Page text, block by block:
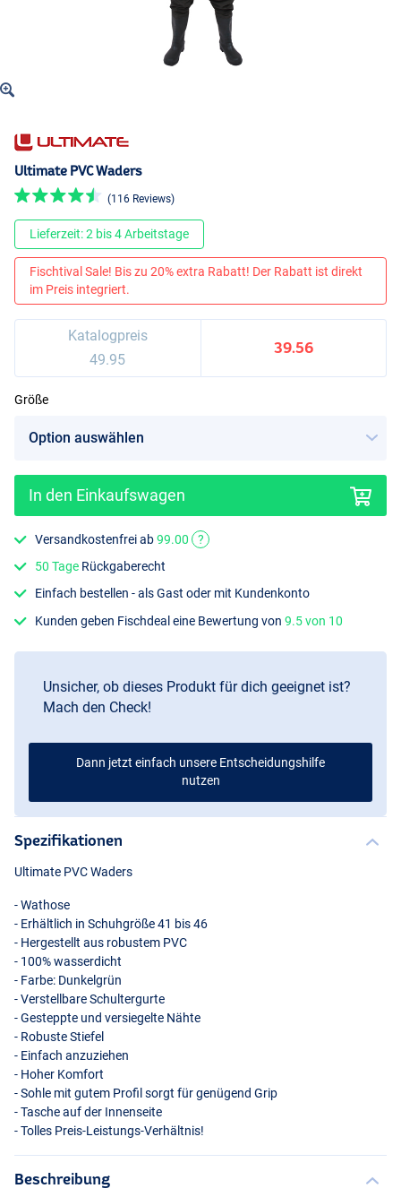
Ultimate PVC Waders
(116 Reviews)
Lieferzeit: 2 bis 4 Arbeitstage
Fischtival Sale! Bis zu 20% extra Rabatt! Der Rabatt ist direkt
im Preis integriert.
Katalogpreis
49.95
39.56
Größe
In den Einkaufswagen
Versandkostenfrei ab99.00
?
50 Tage Rückgaberecht
Einfach bestellen - als Gast oder mit Kundenkonto
Kunden geben Fischdeal eine Bewertung von9.5 von 10
Unsicher, ob dieses Produkt für dich geeignet ist?
Mach den Check!
Dann jetzt einfach unsere Entscheidungshilfe
nutzen
Spezifikationen
Ultimate PVCWaders
- Wathose
- Erhältlich in Schuhgröße 41 bis 46
- Hergestellt aus robustem PVC
- 100% wasserdicht
- Farbe: Dunkelgrün
- Verstellbare Schultergurte
- Gesteppte und versiegelte Nähte
- Robuste Stiefel
- Einfach anzuziehen
- Hoher Komfort
- Sohle mit gutem Profil sorgt für genügend Grip
- Tasche auf der Innenseite
- Tolles Preis-Leistungs-Verhältnis!
Beschreibung